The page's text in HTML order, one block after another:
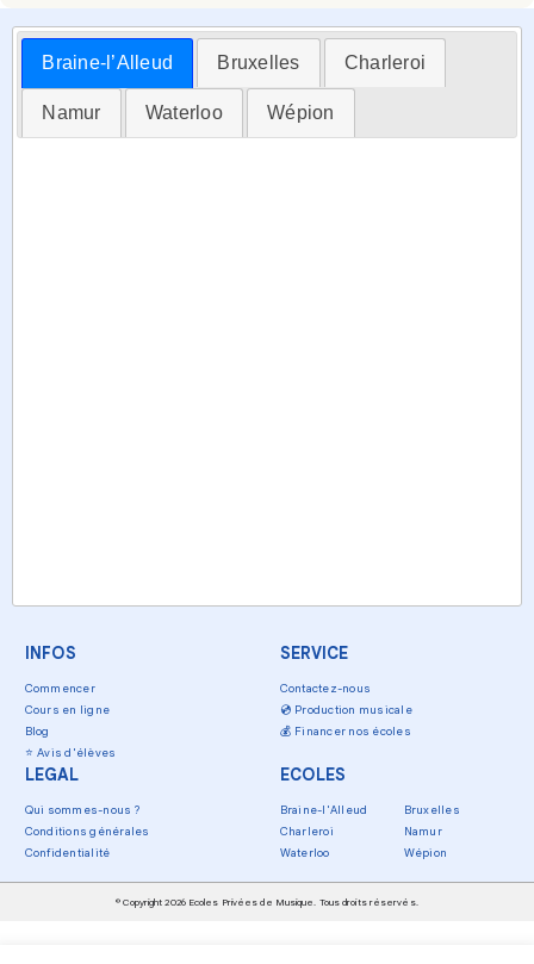
Braine-l’Alleud Bruxelles Charleroi
Namur Waterloo Wépion
INFOS
Commencer
Cours en ligne
Blog
⭐ Avis d'élèves
SERVICE
Contactez-nous
💿 Production musicale
💰 Financer nos écoles
LEGAL
Qui sommes-nous ?
Conditions générales
Confidentialité
ECOLES
Braine-l'Alleud
Bruxelles
Charleroi
Namur
Waterloo
Wépion
© Copyright 2026 Ecoles Privées de Musique. Tous droits réservés.